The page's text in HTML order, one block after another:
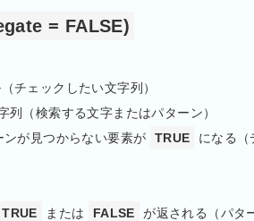
= FALSE)
チェックしたい文字列）
列（検索する文字またはパターン）
ンが見つからない要素が TRUE
になる（
TRUE または FALSE
が返される（パタ